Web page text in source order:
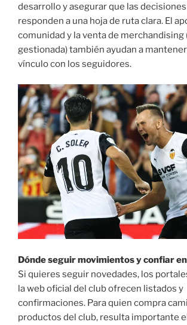
desarrollo y asegurar que las
responden a una hoja de ruta clara. El
comunidad y la venta de merchandising
gestionada) también ayudan a
vínculo con los seguidores.
Dónde seguir movimientos y confiar
Si quieres seguir novedades, los
la web oficial del club ofrecen listados y
confirmaciones. Para quien compra
productos del club, resulta importante